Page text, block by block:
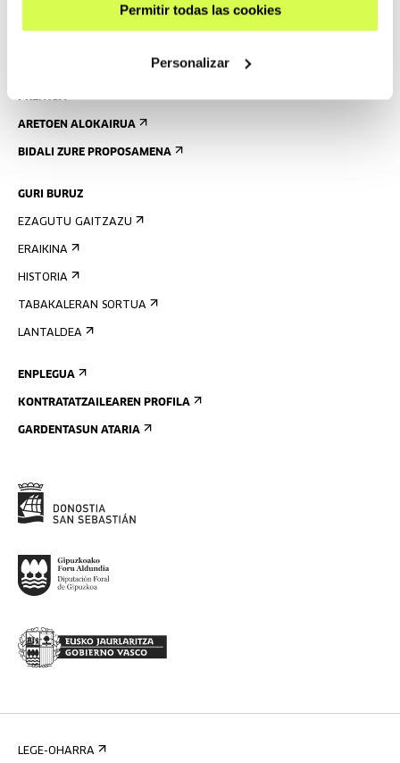
Permitir todas las cookies
Personalizar
ARAUAK
PRENTSA
ARETOEN ALOKAIRUA
BIDALI ZURE PROPOSAMENA
GURI BURUZ
EZAGUTU GAITZAZU
ERAIKINA
HISTORIA
TABAKALERAN SORTUA
LANTALDEA
ENPLEGUA
KONTRATATZAILEAREN PROFILA
GARDENTASUN ATARIA
LEGE-OHARRA